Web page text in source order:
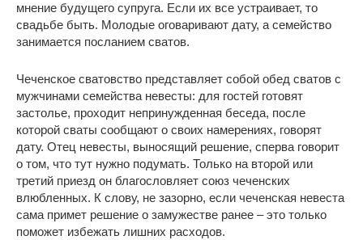
мнение будущего супруга. Если их все устраивает, то
свадьбе быть. Молодые оговаривают дату, а семейство
занимается посланием сватов.
Чеченское сватовство представляет собой обед сватов с
мужчинами семейства невесты: для гостей готовят
застолье, проходит непринужденная беседа, после
которой сваты сообщают о своих намерениях, говорят
дату. Отец невесты, выносящий решение, сперва говорит
о том, что тут нужно подумать. Только на второй или
третий приезд он благословляет союз чеченских
влюбленных. К слову, не зазорно, если чеченская невеста
сама примет решение о замужестве ранее – это только
поможет избежать лишних расходов.